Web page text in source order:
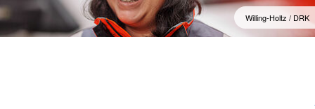
Willing-Holtz / DRK